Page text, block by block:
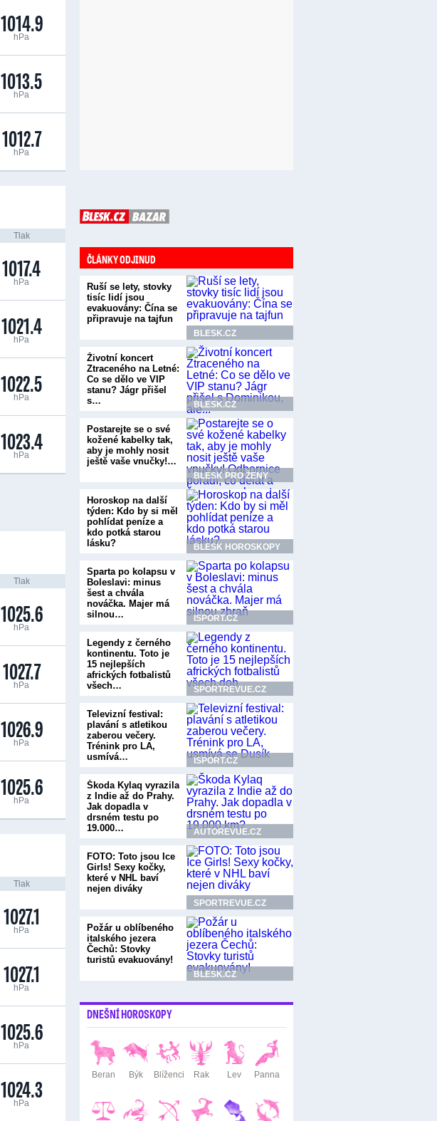
1014.9
hPa
1013.5
hPa
1012.7
hPa
Tlak
1017.4
hPa
1021.4
hPa
1022.5
hPa
1023.4
hPa
Tlak
1025.6
hPa
1027.7
hPa
1026.9
hPa
1025.6
hPa
Tlak
1027.1
hPa
1027.1
hPa
1025.6
hPa
1024.3
hPa
ČLÁNKY ODJINUD
Ruší se lety, stovky
tisíc lidí jsou
evakuovány: Čína se
připravuje na tajfun
BLESK.CZ
Životní koncert
Ztraceného na Letné:
Co se dělo ve VIP
stanu? Jágr přišel
s…
BLESK.CZ
Postarejte se o své
kožené kabelky tak,
aby je mohly nosit
ještě vaše vnučky!…
BLESK PRO ŽENY
Horoskop na další
týden: Kdo by si měl
pohlídat peníze a
kdo potká starou
lásku?
BLESK HOROSKOPY
Sparta po kolapsu v
Boleslavi: minus
šest a chvála
nováčka. Majer má
silnou…
ISPORT.CZ
Legendy z černého
kontinentu. Toto je
15 nejlepších
afrických fotbalistů
všech…
SPORTREVUE.CZ
Televizní festival:
plavání s atletikou
zaberou večery.
Trénink pro LA,
usmívá…
ISPORT.CZ
Škoda Kylaq vyrazila
z Indie až do Prahy.
Jak dopadla v
drsném testu po
19.000…
AUTOREVUE.CZ
FOTO: Toto jsou Ice
Girls! Sexy kočky,
které v NHL baví
nejen diváky
SPORTREVUE.CZ
Požár u oblíbeného
italského jezera
Čechů: Stovky
turistů evakuovány!
BLESK.CZ
DNEŠNÍ HOROSKOPY
Beran Býk Blíženci Rak Lev Panna